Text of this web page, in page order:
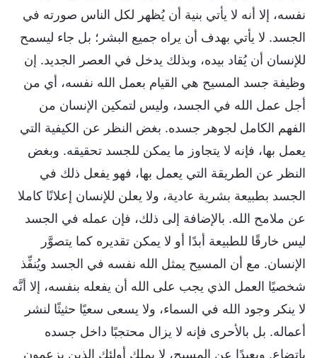
نفسه، إلا أنه لا يأتي بنية أن يُظهر لكل الناس صورته في
الجسد. لا يأتي بهدف أن يراه جميع البشر؛ بل جاء ليسمح
للإنسان أن يُقاد بيده، وبذلك يدخل في العصر الجديد. إن
وظيفة جسد المسيح هي القيام بعمل الله نفسه، أي من
أجل عمل الله في الجسد، وليس لتمكين الإنسان من
الفهم الكامل لجوهر جسده. بغض النظر عن الكيفية التي
يعمل بها، فإنه لا يتجاوز ما يمكن للجسد تحقيقه. وبغض
النظر عن الطريقة التي يعمل بها، فهو يفعل ذلك في
الجسد بطبيعة بشرية عادية، ولا يعلن للإنسان إعلانًا كاملا
عن ملامح الله. بالإضافة إلى ذلك، فإن عمله في الجسد
ليس خارقًا للطبيعة أبدًا أو لا يمكن تقديره كما يتصوَّر
الإنسان. مع أن المسيح يمثل الله نفسه في الجسد ويُنفِّذ
شخصيًا العمل الذي يجب على الله أن يفعله بنفسه، إلا أنَّه
لا ينكر وجود الله في السماء، ولا يسعى سعيًا حثيثًا لنشر
أعماله. بل بالأحرى فإنه لا يزال محتجبًا داخل جسده
باتضاعٍ. وبعيدًا عن المسيح، لا يملك أولئك الذين يزعمون